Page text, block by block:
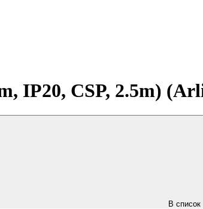
IP20, CSP, 2.5m)
В список